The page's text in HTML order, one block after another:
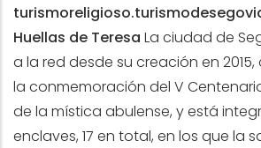
Huellas de Teresa La ciudad de
a la red desde su creación en
la conmemoración del V
de la mística abulense, y está
enclaves, 17 en total, en los que la